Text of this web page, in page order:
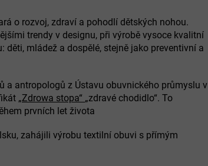
o rozvoj, zdraví a pohodlí dětských nohou.
trendy v designu, při výrobě vysoce kvalitní
mládež a dospělé, stejně jako preventivní a
antropologů z Ústavu obuvnického průmyslu v
„Zdrowa stopa“ „zdravé chodidlo“. To
prvních let života
zahájili výrobu textilní obuvi s přímým